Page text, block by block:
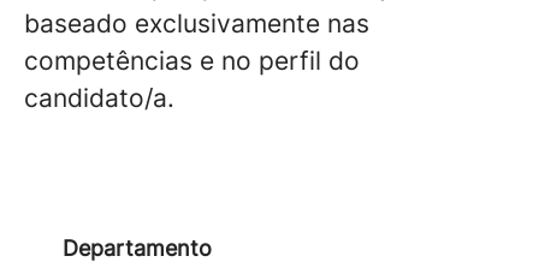
baseado exclusivamente nas
competências e no perfil do
candidato/a.
Departamento